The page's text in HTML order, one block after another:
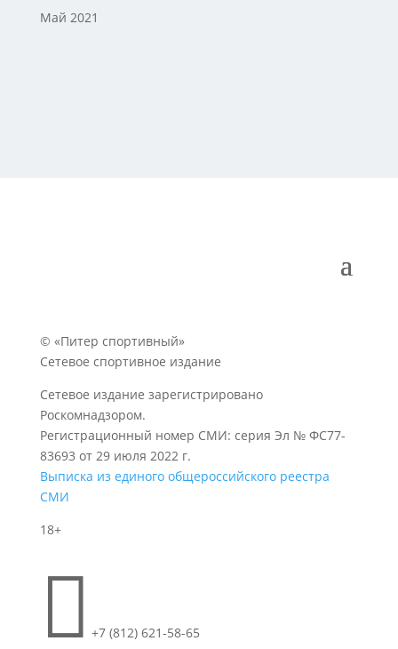
Май 2021
© «Питер спортивный»
Сетевое спортивное издание
Сетевое издание зарегистрировано
Роскомнадзором.
Регистрационный номер СМИ: серия Эл № ФС77-
83693 от 29 июля 2022 г.
Выписка из единого общероссийского реестра
СМИ
18+
 +7 (812) 621-58-65